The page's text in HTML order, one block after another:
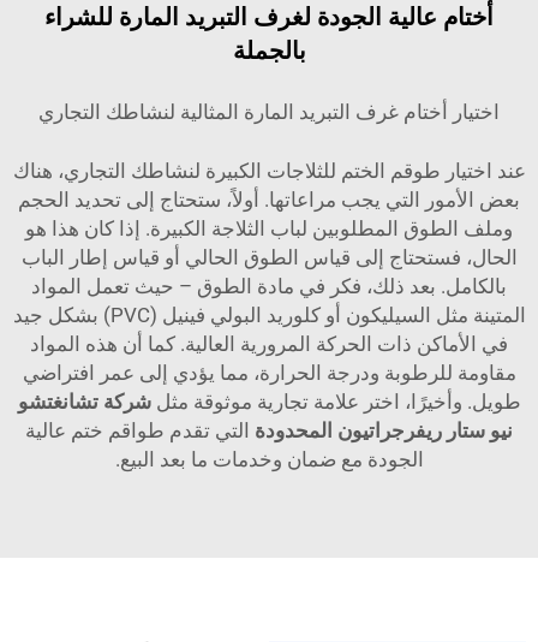
عالية الجودة لغرف التبريد المارة للشراء
أختام غرف التبريد المارة المثالية لنشاطك التجاري
طوقم الختم للثلاجات الكبيرة لنشاطك التجاري، هناك
التي يجب مراعاتها. أولاً، ستحتاج إلى تحديد الحجم
المطلوبين لباب الثلاجة الكبيرة. إذا كان هذا هو
إلى قياس الطوق الحالي أو قياس إطار الباب
بعد ذلك، فكر في مادة الطوق – حيث تعمل المواد
المتينة مثل السيليكون أو كلوريد البولي فينيل (PVC) بشكل جيد
ذات الحركة المرورية العالية. كما أن هذه المواد
ودرجة الحرارة، مما يؤدي إلى عمر افتراضي
اختر علامة تجارية موثوقة مثلشركة تشانغتشو
ريفرجراتيون المحدودةالتي تقدم طواقم ختم عالية
الجودة مع ضمان وخدمات ما بعد البيع.